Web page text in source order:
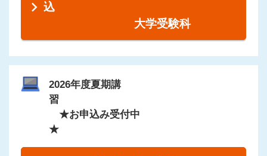
込
大学受験科
2026年度夏期講
習
★お申込み受付中
★